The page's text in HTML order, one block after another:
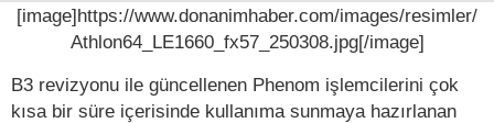
[image]https://www.donanimhaber.com/images/resimler/
Athlon64_LE1660_fx57_250308.jpg[/image]
B3 revizyonu ile güncellenen Phenom işlemcilerini çok
kısa bir süre içerisinde kullanıma sunmaya hazırlanan